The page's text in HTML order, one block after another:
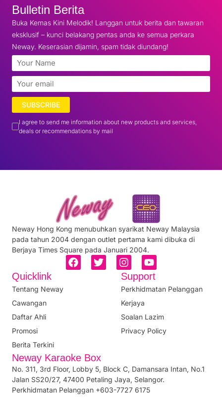
Bulletin Berita
Buka Kemas Kini Melodik! Langgan untuk berita dan tawaran
eksklusif – kunci belakang pentas anda ke semua perkara
Neway. Keserasian dijamin, spam tidak diundang!
SUBSCRIBE
I agree to send me information about new products and services,
deals or recommendations by mail
Neway Hong Kong menubuhkan syarikat Neway Malaysia
pada tahun 2004 dengan outlet pertama kami dibuka di
Berjaya Times Square pada Januari 2004.
Quicklink
Tentang Neway
Cawangan
Daftar Ahli
Promosi
Berita Terkini
Support
Perkhidmatan Pelanggan
Kerjaya
Soalan Lazim
Privacy Policy
Neway Karaoke Box
No. 311, 3rd Floor, Lobby 5, Block C, Damansara Intan, No.1
Jalan SS20/27, 47400 Petaling Jaya, Selangor.
Perkhidmatan Pelanggan +603-7727 6175